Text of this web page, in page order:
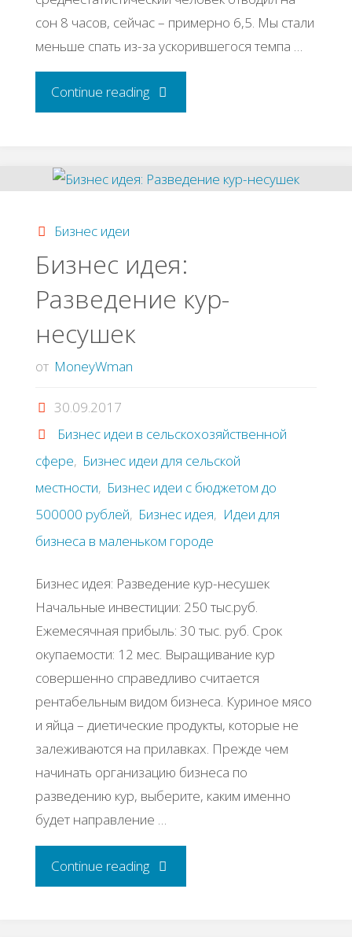
сон 8 часов, сейчас – примерно 6,5. Мы стали
меньше спать из-за ускорившегося темпа …
Continue reading"7
отнимающих
силы"
Бизнес идеи
Бизнес идея:
Разведение кур-
несушек
от MoneyWman
30.09.2017
Бизнес идеи в сельскохозяйственной
сфере, Бизнес идеи для сельской
местности, Бизнес идеи с бюджетом до
500000 рублей, Бизнес идея, Идеи для
бизнеса в маленьком городе
Бизнес идея: Разведение кур-несушек
Начальные инвестиции: 250 тыс.руб.
Ежемесячная прибыль: 30 тыс. руб. Срок
окупаемости: 12 мес. Выращивание кур
совершенно справедливо считается
рентабельным видом бизнеса. Куриное мясо
и яйца – диетические продукты, которые не
залеживаются на прилавках. Прежде чем
начинать организацию бизнеса по
разведению кур, выберите, каким именно
будет направление …
Continue reading"Бизнес